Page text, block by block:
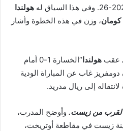
هولندا
كومان، وزن في هذه الخطوة وأشار
عقب هولندا“الخسارة 1-0 أمام
دومفريز غاب عن المباراة الودية
إلى ريال مدريد.
من زيست. وأوضح المدرب،
زيست في مقاطعة أوتريخت،